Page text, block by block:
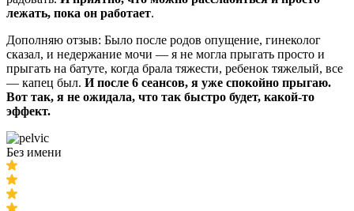
лежать, пока он работает.
Дополняю отзыв: Было после родов опущение, гинеколог
сказал, и недержание мочи — я не могла прыгать просто и
прыгать на батуте, когда брала тяжести, ребенок тяжелый, все
— капец был. И после 6 сеансов, я уже спокойно прыгаю.
Вот так, я не ожидала, что так быстро будет, какой-то
эффект.
Без имени